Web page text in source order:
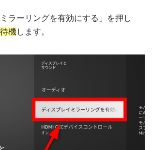
ミラーリングを有効にする」を押し
機します。